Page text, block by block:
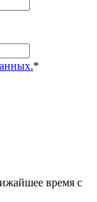
*
время с